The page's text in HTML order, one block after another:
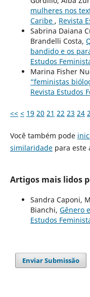
mulheres nos
Caribe , Revista
Sabrina Daiana
Brandelli Costa,
bandido e os
Estudos
Marina Fisher
“feministas
Revista Estudos
<< < 19 20 21 22 23 24
Você também pode
similaridadepara este
Artigos mais lidos
Sandra Caponi,
Bianchi, Gênero
Estudos
Enviar Submissão